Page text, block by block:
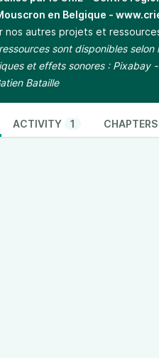
en Belgique -
nos autres projets et
sont disponibles selon
et effets sonores : Pixabay
Bataille
ACTIVITY 1 CHAPTERS